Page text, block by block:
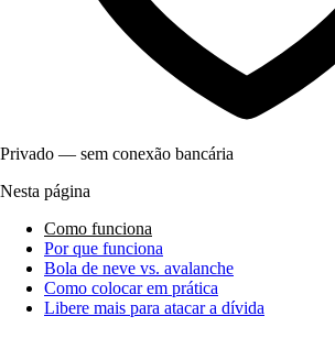
Privado — sem conexão bancária
Nesta página
Como funciona
Por que funciona
Bola de neve vs. avalanche
Como colocar em prática
Libere mais para atacar a dívida